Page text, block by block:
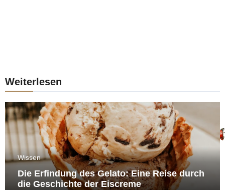
Weiterlesen
Wissen
Die Erfindung des Gelato: Eine Reise durch
die Geschichte der Eiscreme